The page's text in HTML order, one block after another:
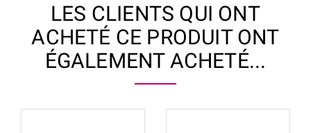
LES CLIENTS QUI ONT
ACHETÉ CE PRODUIT ONT
ÉGALEMENT ACHETÉ...